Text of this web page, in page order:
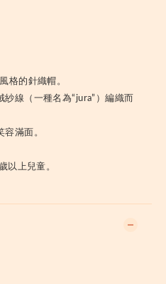
格的針織帽。
線（一種名為“jura”）編織而
滿面。
以上兒童。